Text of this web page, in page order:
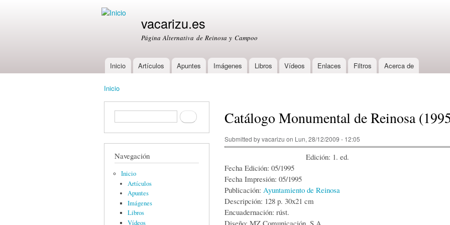
vacarizu.es
Página Alternativa de Reinosa y Campoo
Main menu
Inicio Artículos Apuntes Imágenes Libros Vídeos Enlaces Filtros Acerca de
Inicio
Formulario de búsquedaBuscar
Navegación
Inicio
Artículos
Apuntes
Imágenes
Libros
Vídeos
Catálogo Monumental de Reinosa
Submitted byvacarizu on Lun, 28/12/2009 - 12:05
Edición: 1. ed.
Fecha Edición: 05/1995
Fecha Impresión: 05/1995
Publicación: Ayuntamiento de Reinosa
Descripción: 128 p. 30x21 cm
Encuadernación: rúst.